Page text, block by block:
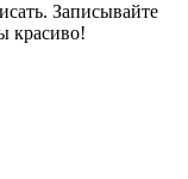
Записывайте
красиво!